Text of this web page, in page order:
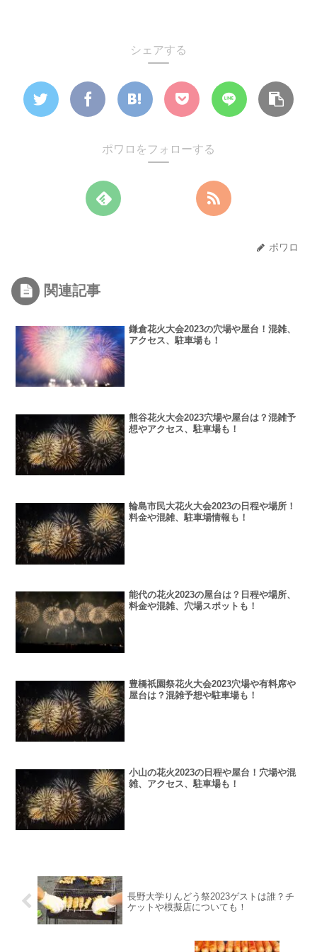
シェアする
ポワロをフォローする
ポワロ
関連記事
鎌倉花火大会2023の穴場や屋台！混雑、
アクセス、駐車場も！
熊谷花火大会2023穴場や屋台は？混雑予
想やアクセス、駐車場も！
輪島市民大花火大会2023の日程や場所！
料金や混雑、駐車場情報も！
能代の花火2023の屋台は？日程や場所、
料金や混雑、穴場スポットも！
豊橋祇園祭花火大会2023穴場や有料席や
屋台は？混雑予想や駐車場も！
小山の花火2023の日程や屋台！穴場や混
雑、アクセス、駐車場も！
長野大学りんどう祭2023ゲストは誰？チ
ケットや模擬店についても！